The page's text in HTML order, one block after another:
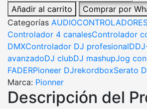
Añadir al carrito
Comprar por
Categorías AUDIO
Controlador 4 canalesControlador
DMXControlador DJ profesional
avanzadoDJ clubDJ mashupJog
FADERPioneer DJrekordboxSerato
Marca: Pionner
Descripción del